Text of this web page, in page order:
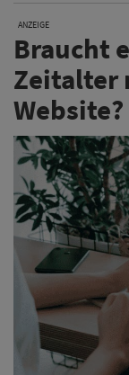
ANZEIGE
Braucht
Zeitalter
Website?